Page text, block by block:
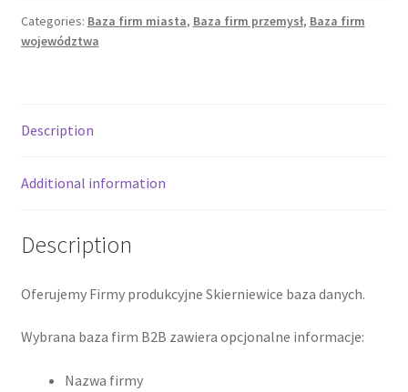
danych
quantity
Categories: Baza firm miasta, Baza firm przemysł, Baza firm
województwa
Description
Additional information
Description
Oferujemy Firmy produkcyjne Skierniewice baza danych.
Wybrana baza firm B2B zawiera opcjonalne informacje:
Nazwa firmy